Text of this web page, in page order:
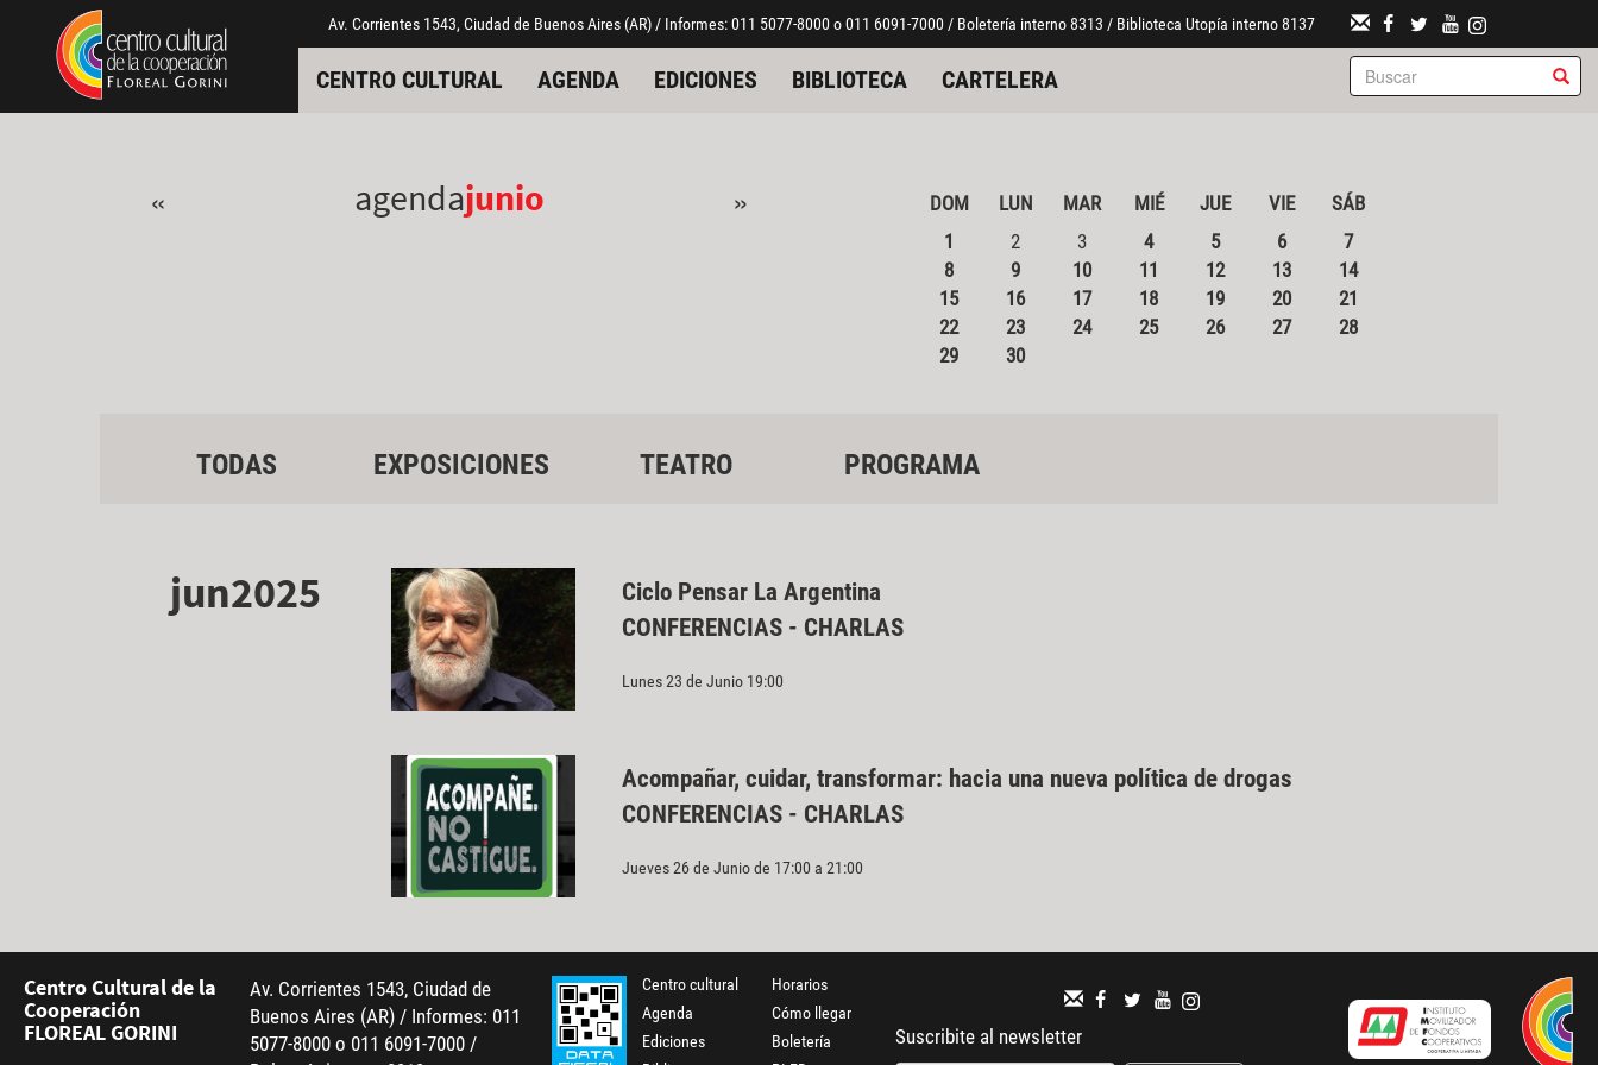
Pasar al contenido principal
Jump to main content Av. Corrientes 1543, Ciudad de Buenos Aires (AR) / Informes: 011 5077-8000 o 011 6091-7000 / Boletería interno 8313 / Biblioteca Utopía interno 8137
CENTRO CULTURAL AGENDA EDICIONES BIBLIOTECA CARTELERA
« agendajunio » DOM LUN MAR MIÉ JUE VIE
SÁB
1
2 3 4 5 6
7
8
9 10 11 12 13
14
15
16 17 18 19 20
21
22
23 24 25 26 27
28
29
30
TODAS EXPOSICIONES TEATRO PROGRAMA
jun2025
Ciclo Pensar La Argentina
CONFERENCIAS - CHARLAS
Lunes 23 de Junio 19:00
Acompañar, cuidar, transformar: hacia una nueva política de drogas
CONFERENCIAS - CHARLAS
Jueves 26 de Junio de 17:00 a 21:00
Centro Cultural de la
Cooperación
FLOREAL GORINI
Av. Corrientes 1543, Ciudad de
Buenos Aires (AR) / Informes: 011
5077-8000 o 011 6091-7000 /
Centro cultural
Agenda
Ediciones
Horarios
Cómo llegar
Boletería
Suscribite al newsletter